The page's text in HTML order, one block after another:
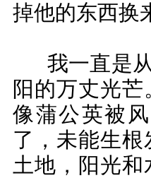
掉他的东西换
我一直是
阳的万丈光
像蒲公英被
了，未能生
土地，阳光